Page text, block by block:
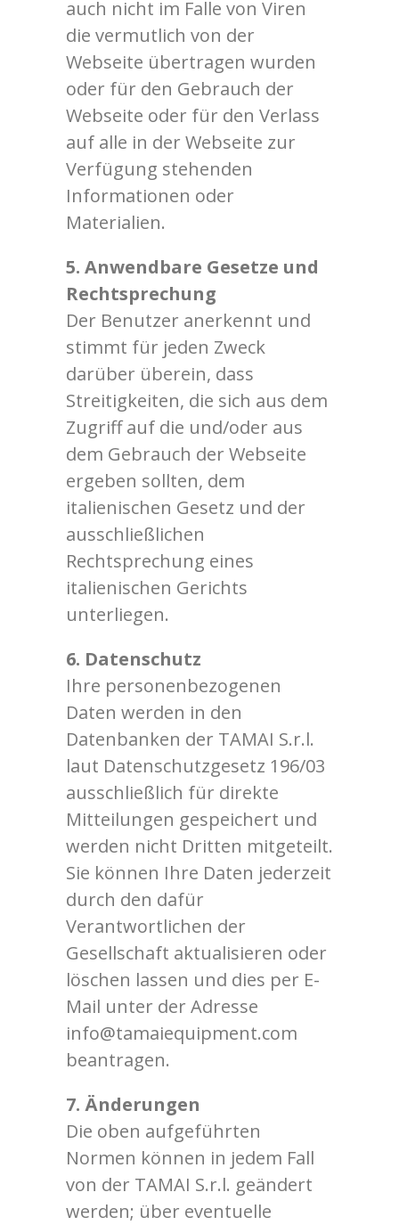
auch nicht im Falle von Viren
die vermutlich von der
Webseite übertragen wurden
oder für den Gebrauch der
Webseite oder für den Verlass
auf alle in der Webseite zur
Verfügung stehenden
Informationen oder
Materialien.
5. Anwendbare Gesetze und
Rechtsprechung
Der Benutzer anerkennt und
stimmt für jeden Zweck
darüber überein, dass
Streitigkeiten, die sich aus dem
Zugriff auf die und/oder aus
dem Gebrauch der Webseite
ergeben sollten, dem
italienischen Gesetz und der
ausschließlichen
Rechtsprechung eines
italienischen Gerichts
unterliegen.
6. Datenschutz
Ihre personenbezogenen
Daten werden in den
Datenbanken der TAMAI S.r.l.
laut Datenschutzgesetz 196/03
ausschließlich für direkte
Mitteilungen gespeichert und
werden nicht Dritten mitgeteilt.
Sie können Ihre Daten jederzeit
durch den dafür
Verantwortlichen der
Gesellschaft aktualisieren oder
löschen lassen und dies per E-
Mail unter der Adresse
info@tamaiequipment.com
beantragen.
7. Änderungen
Die oben aufgeführten
Normen können in jedem Fall
von der TAMAI S.r.l. geändert
werden; über eventuelle